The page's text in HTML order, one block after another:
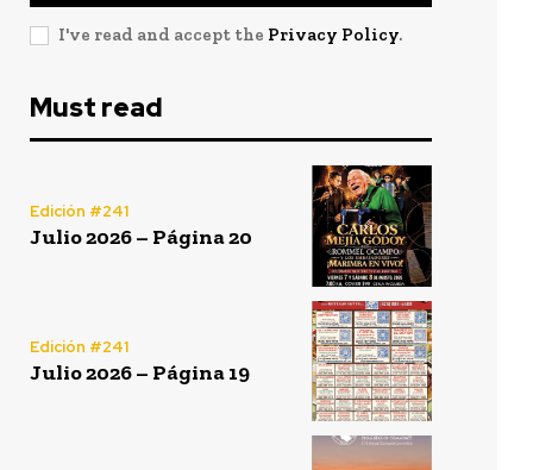
I've read and accept the Privacy Policy.
Must read
Edición #241
Julio 2026 – Página 20
Edición #241
Julio 2026 – Página 19